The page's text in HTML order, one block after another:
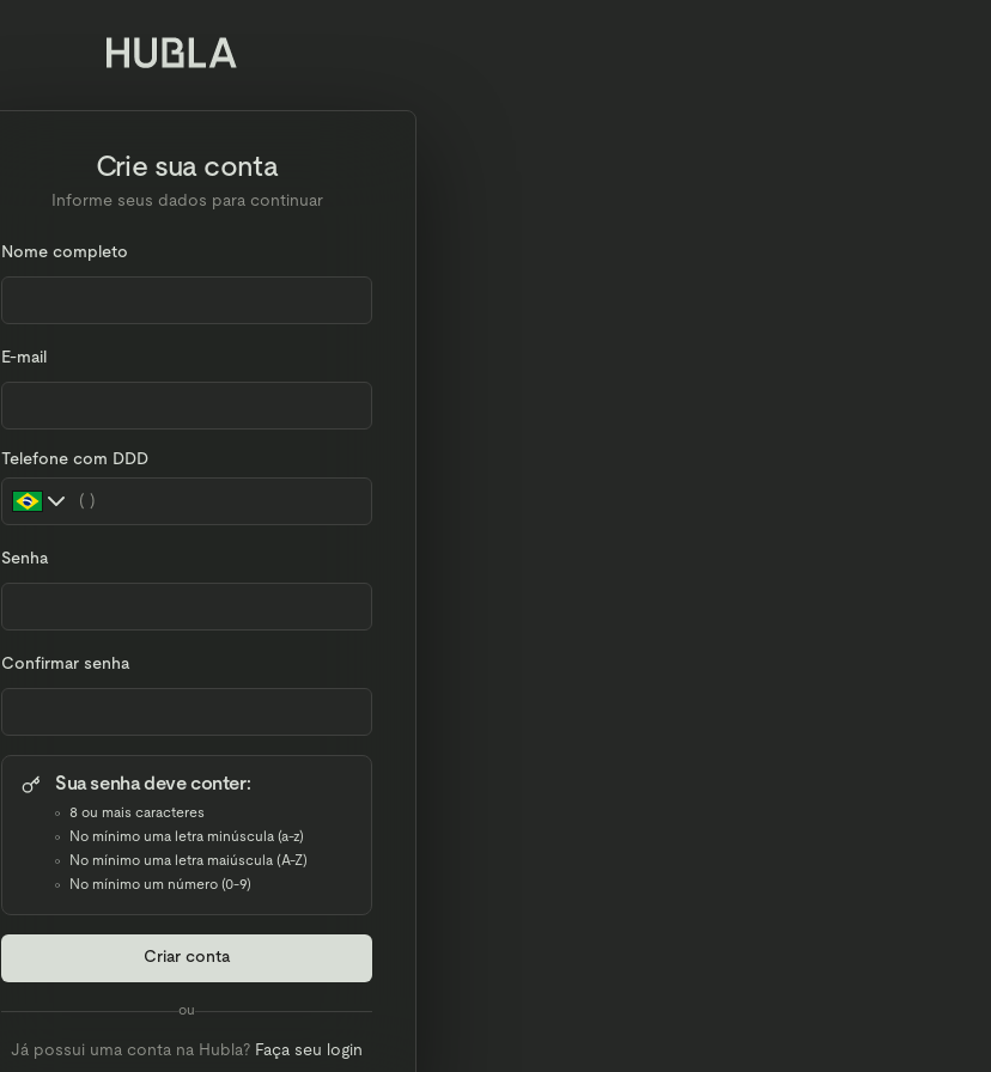
Crie sua conta
Informe seus dados para continuar
Nome completo
E-mail
Telefone com DDD
Senha
Confirmar senha
Sua senha deve conter:
8 ou mais caracteres
No mínimo uma letra minúscula (a-z)
No mínimo uma letra maiúscula (A-Z)
No mínimo um número (0-9)
Criar conta
ou
Já possui uma conta na Hubla? Faça seu login